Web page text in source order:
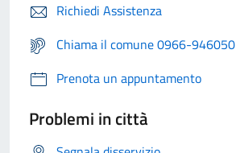
Richiedi Assistenza
Chiama il comune 0966-946050
Prenota un appuntamento
Problemi in città